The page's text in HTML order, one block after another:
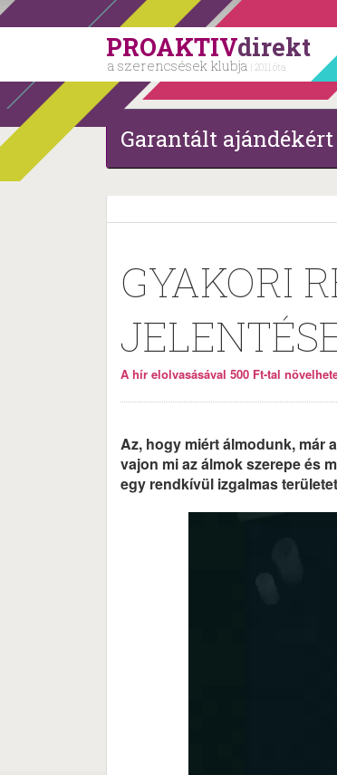
PROAKTIVdirekt
a szerencsések klubja | 2011 óta
Garantált
GYAKORI
A hír elolvasásával 500 Ft-tal
Az, hogy miért álmodunk, már
vajon mi az álmok szerepe és
egy rendkívül izgalmas